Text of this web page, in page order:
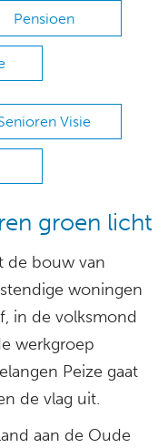
Pensioen
Visie
groen licht
de bouw van
woningen
in de volksmond
werkgroep
Peize gaat
de vlag uit.
aan de Oude